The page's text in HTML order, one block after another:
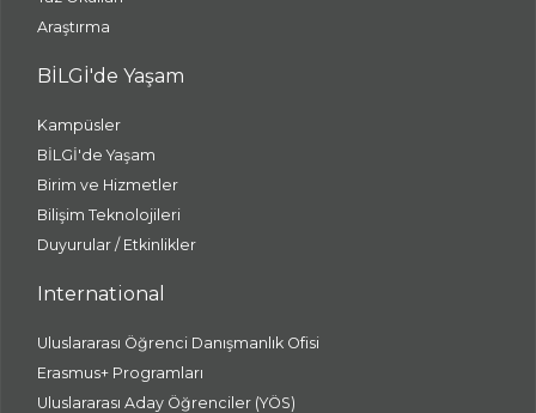
Araştırma
BİLGİ'de Yaşam
Kampüsler
BİLGİ'de Yaşam
Birim ve Hizmetler
Bilişim Teknolojileri
Duyurular / Etkinlikler
International
Uluslararası Öğrenci Danışmanlık Ofisi
Erasmus+ Programları
Uluslararası Aday Öğrenciler (YÖS)